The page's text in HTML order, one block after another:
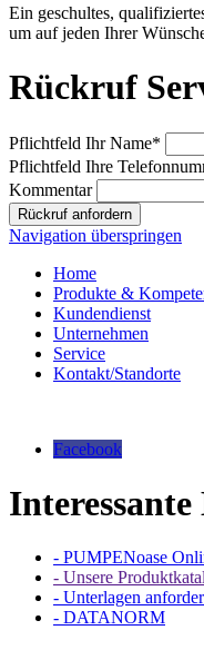
Ein geschultes,
um auf jeden Ihrer
Rückruf
Pflichtfeld Ihr Name*
Pflichtfeld Ihre
Kommentar
Rückruf anfordern
Navigation überspringen
Home
Produkte &
Kundendienst
Unternehmen
Service
Kontakt/Standorte
Facebook
- PUMPENoase
- Unsere
- Unterlagen
- DATANORM